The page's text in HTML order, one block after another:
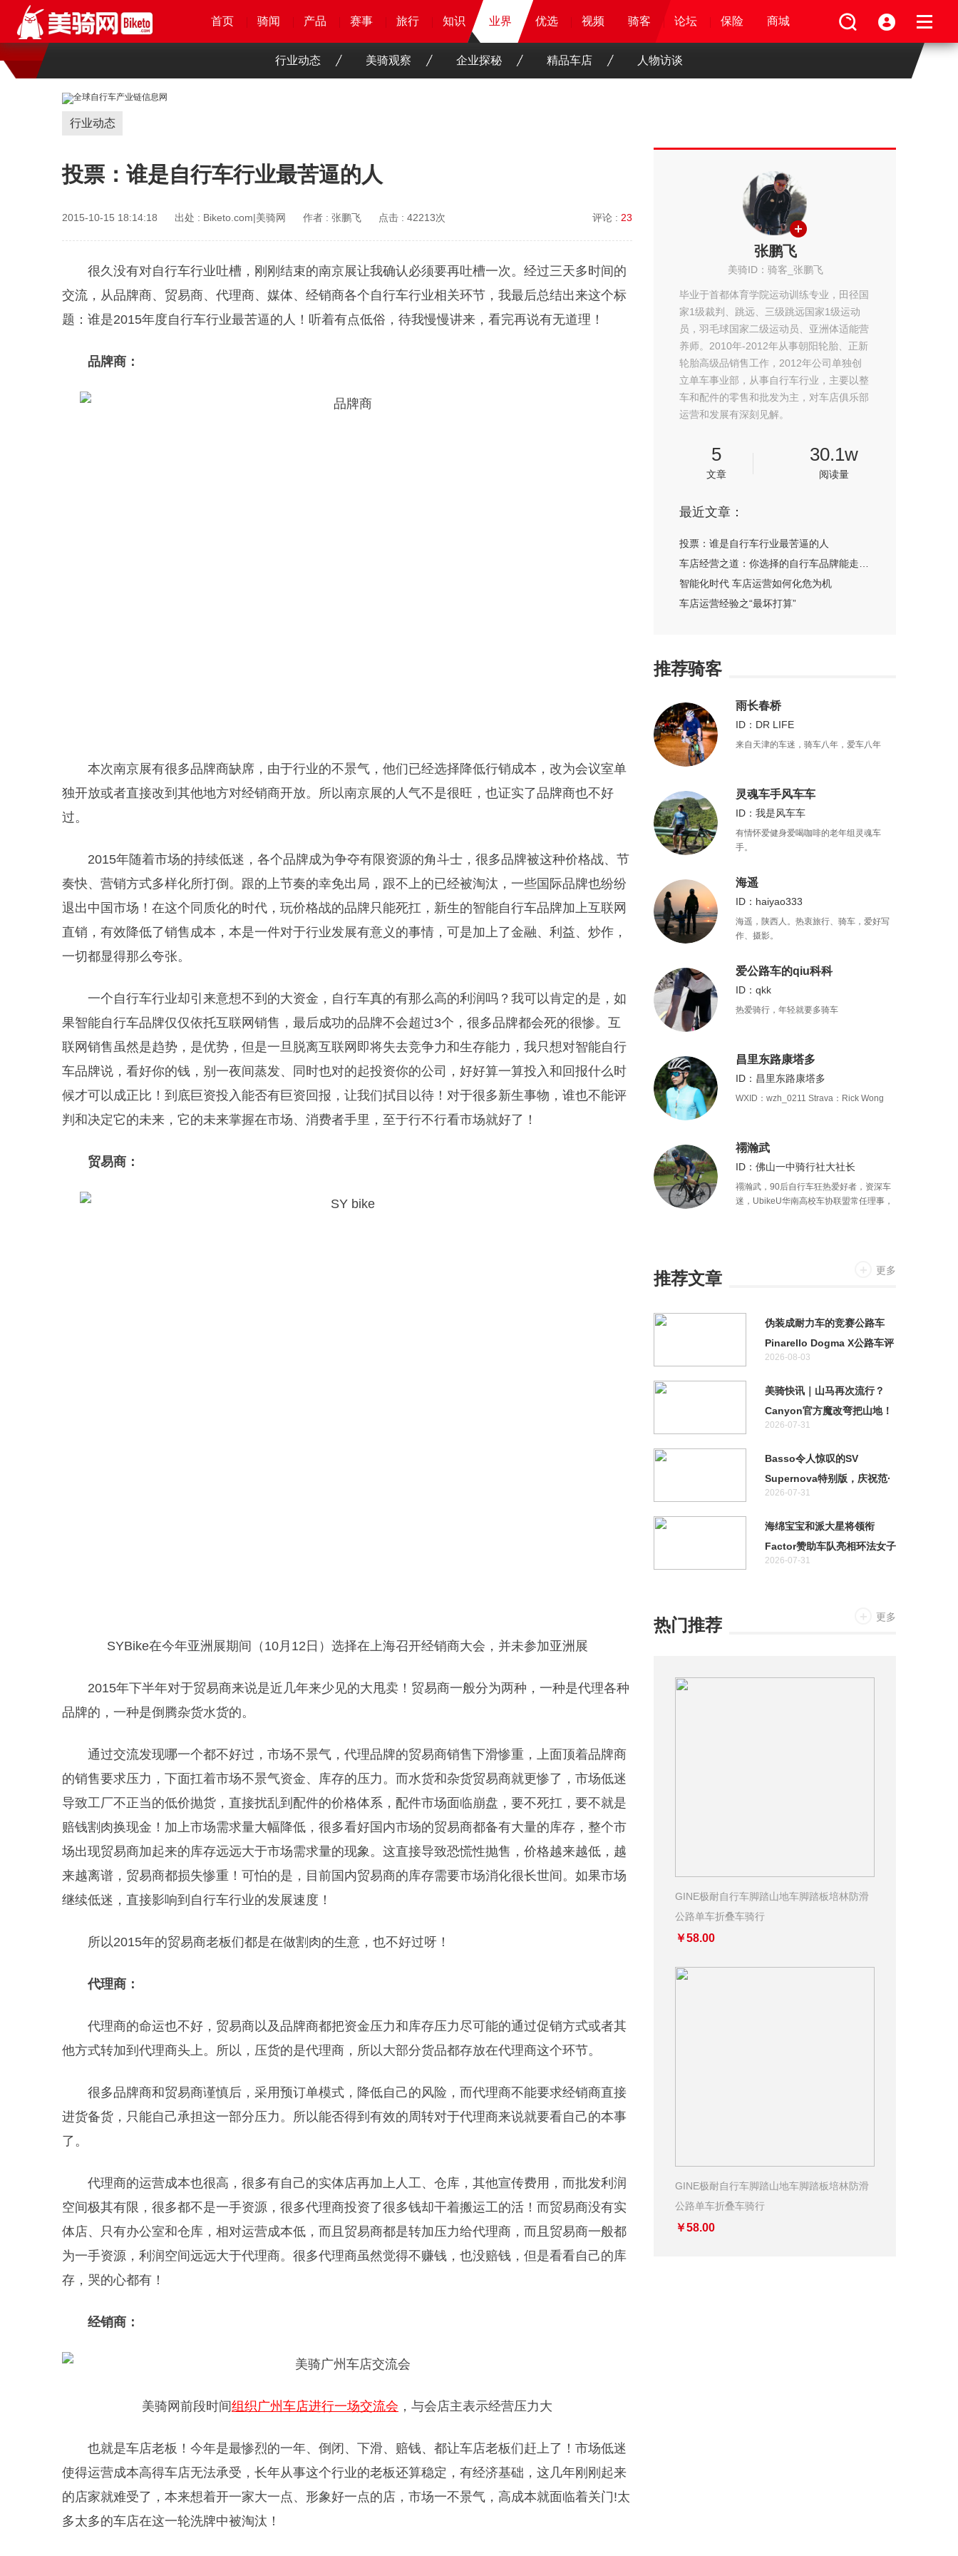
首页 骑闻 产品 赛事 旅行 优选 骑客 论坛 保险 商城
首页 骑闻 产品 赛事 旅行 知识 业界 优选 骑客 视频 论坛 保险 商城
首页 骑闻 产品 赛事 旅行 知识 业界 优选 视频 骑客 论坛 保险 商城
首页 骑闻 产品 赛事 旅行 知识 业界 优选 视频 骑客 论坛 保险 商城
行业动态 美骑观察 企业探秘 精品车店 人物访谈
行业动态
投票：谁是自行车行业最苦逼的人
2015-10-15 18:14:18 出处 : Biketo.com|美骑网 作者 : 张鹏飞 点击 : 42213次 评论 : 23
很久没有对自行车行业吐槽，刚刚结束的南京展让我确认必须要再吐槽一次。经过三天多时间的
交流，从品牌商、贸易商、代理商、媒体、经销商各个自行车行业相关环节，我最后总结出来这个标
题：谁是2015年度自行车行业最苦逼的人！听着有点低俗，待我慢慢讲来，看完再说有无道理！
品牌商：
本次南京展有很多品牌商缺席，由于行业的不景气，他们已经选择降低行销成本，改为会议室单
独开放或者直接改到其他地方对经销商开放。所以南京展的人气不是很旺，也证实了品牌商也不好
过。
2015年随着市场的持续低迷，各个品牌成为争夺有限资源的角斗士，很多品牌被这种价格战、节
奏快、营销方式多样化所打倒。跟的上节奏的幸免出局，跟不上的已经被淘汰，一些国际品牌也纷纷
退出中国市场！在这个同质化的时代，玩价格战的品牌只能死扛，新生的智能自行车品牌加上互联网
直销，有效降低了销售成本，本是一件对于行业发展有意义的事情，可是加上了金融、利益、炒作，
一切都显得那么夸张。
一个自行车行业却引来意想不到的大资金，自行车真的有那么高的利润吗？我可以肯定的是，如
果智能自行车品牌仅仅依托互联网销售，最后成功的品牌不会超过3个，很多品牌都会死的很惨。互
联网销售虽然是趋势，是优势，但是一旦脱离互联网即将失去竞争力和生存能力，我只想对智能自行
车品牌说，看好你的钱，别一夜间蒸发、同时也对的起投资你的公司，好好算一算投入和回报什么时
候才可以成正比！到底巨资投入能否有巨资回报，让我们拭目以待！对于很多新生事物，谁也不能评
判和决定它的未来，它的未来掌握在市场、消费者手里，至于行不行看市场就好了！
贸易商：
SYBike在今年亚洲展期间（10月12日）选择在上海召开经销商大会，并未参加亚洲展
2015年下半年对于贸易商来说是近几年来少见的大甩卖！贸易商一般分为两种，一种是代理各种
品牌的，一种是倒腾杂货水货的。
通过交流发现哪一个都不好过，市场不景气，代理品牌的贸易商销售下滑惨重，上面顶着品牌商
的销售要求压力，下面扛着市场不景气资金、库存的压力。而水货和杂货贸易商就更惨了，市场低迷
导致工厂不正当的低价抛货，直接扰乱到配件的价格体系，配件市场面临崩盘，要不死扛，要不就是
赔钱割肉换现金！加上市场需求量大幅降低，很多看好国内市场的贸易商都备有大量的库存，整个市
场出现贸易商加起来的库存远远大于市场需求量的现象。这直接导致恐慌性抛售，价格越来越低，越
来越离谱，贸易商都损失惨重！可怕的是，目前国内贸易商的库存需要市场消化很长世间。如果市场
继续低迷，直接影响到自行车行业的发展速度！
所以2015年的贸易商老板们都是在做割肉的生意，也不好过呀！
代理商：
代理商的命运也不好，贸易商以及品牌商都把资金压力和库存压力尽可能的通过促销方式或者其
他方式转加到代理商头上。所以，压货的是代理商，所以大部分货品都存放在代理商这个环节。
很多品牌商和贸易商谨慎后，采用预订单模式，降低自己的风险，而代理商不能要求经销商直接
进货备货，只能自己承担这一部分压力。所以能否得到有效的周转对于代理商来说就要看自己的本事
了。
代理商的运营成本也很高，很多有自己的实体店再加上人工、仓库，其他宣传费用，而批发利润
空间极其有限，很多都不是一手资源，很多代理商投资了很多钱却干着搬运工的活！而贸易商没有实
体店、只有办公室和仓库，相对运营成本低，而且贸易商都是转加压力给代理商，而且贸易商一般都
为一手资源，利润空间远远大于代理商。很多代理商虽然觉得不赚钱，也没赔钱，但是看看自己的库
存，哭的心都有！
经销商：
美骑网前段时间组织广州车店进行一场交流会 ，与会店主表示经营压力大
也就是车店老板！今年是最惨烈的一年、倒闭、下滑、赔钱、都让车店老板们赶上了！市场低迷
使得运营成本高得车店无法承受，长年从事这个行业的老板还算稳定，有经济基础，这几年刚刚起来
的店家就难受了，本来想着开一家大一点、形象好一点的店，市场一不景气，高成本就面临着关门!太
多太多的车店在这一轮洗牌中被淘汰！
张鹏飞
美骑ID：骑客_张鹏飞
毕业于首都体育学院运动训练专业，田径国
家1级裁判、跳远、三级跳远国家1级运动
员，羽毛球国家二级运动员、亚洲体适能营
养师。2010年-2012年从事朝阳轮胎、正新
轮胎高级品销售工作，2012年公司单独创
立单车事业部，从事自行车行业，主要以整
车和配件的零售和批发为主，对车店俱乐部
运营和发展有深刻见解。
5
文章
30.1w
阅读量
最近文章：
投票：谁是自行车行业最苦逼的人
智能化时代 车店运营如何化危为机
车店运营经验之“最坏打算”
推荐骑客
雨长春桥
ID：DR LIFE
来自天津的车迷，骑车八年，爱车八年
灵魂车手风车车
ID：我是风车车
有情怀爱健身爱喝咖啡的老年组灵魂车
手。
海遥
ID：haiyao333
海遥，陕西人。热衷旅行、骑车，爱好写
作、摄影。
爱公路车的qiu科科
ID：qkk
热爱骑行，年轻就要多骑车
昌里东路康塔多
ID：昌里东路康塔多
WXID：wzh_0211 Strava：Rick Wong
禤瀚武
ID：佛山一中骑行社大社长
禤瀚武，90后自行车狂热爱好者，资深车
迷，UbikeU华南高校车协联盟常任理事，
推荐文章 更多
伪装成耐力车的竞赛公路车
Pinarello Dogma X公路车评
测
2026-08-03
美骑快讯｜山马再次流行？
Canyon官方魔改弯把山地！
特斯拉首款两轮车居然不是电
2026-07-31
Basso令人惊叹的SV
Supernova特别版，庆祝范·
阿维马特奥运金牌十周年
2026-07-31
海绵宝宝和派大星将领衔
Factor赞助车队亮相环法女子
赛
2026-07-31
热门推荐 更多
GINE极耐自行车脚踏山地车脚踏板培林防滑
公路单车折叠车骑行
￥58.00
GINE极耐自行车脚踏山地车脚踏板培林防滑
公路单车折叠车骑行
￥58.00